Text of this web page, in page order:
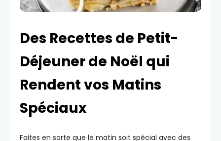
Des Recettes de Petit-
Déjeuner de Noël qui
Rendent vos Matins
Spéciaux
Faites en sorte que le matin soit spécial avec des